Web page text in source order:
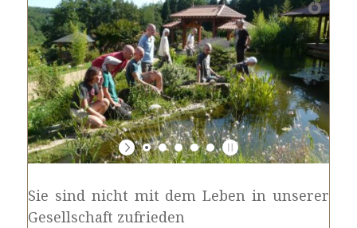
Sie sind nicht mit dem Leben in unserer
Gesellschaft zufrieden